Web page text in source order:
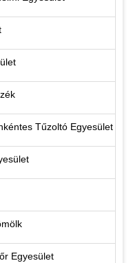
Tűzoltó Egyesület
Egyesület